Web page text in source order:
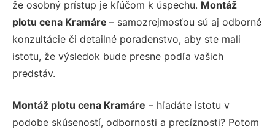
že osobný prístup je kľúčom k úspechu. Montáž
plotu cena Kramáre – samozrejmosťou sú aj odborné
konzultácie či detailné poradenstvo, aby ste mali
istotu, že výsledok bude presne podľa vašich
predstáv.
Montáž plotu cena Kramáre – hľadáte istotu v
podobe skúseností, odbornosti a precíznosti? Potom